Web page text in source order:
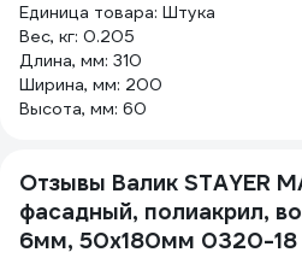
Единица товара: Штука
Вес, кг: 0.205
Длина, мм: 310
Ширина, мм: 200
Высота, мм: 60
Отзывы Валик STAYER
фасадный, полиакрил,
6мм, 50x180мм 0320-18